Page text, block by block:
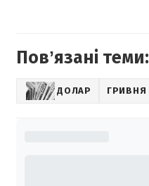
Повʼязані теми:
ДОЛАР ГРИВНЯ